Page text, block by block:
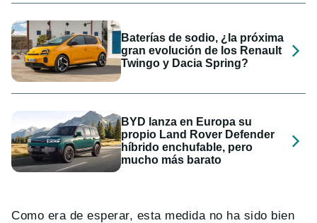
Baterías de sodio, ¿la próxima
gran evolución de los Renault
Twingo y Dacia Spring?
BYD lanza en Europa su
propio Land Rover Defender
híbrido enchufable, pero
mucho más barato
Como era de esperar, esta medida no ha sido bien